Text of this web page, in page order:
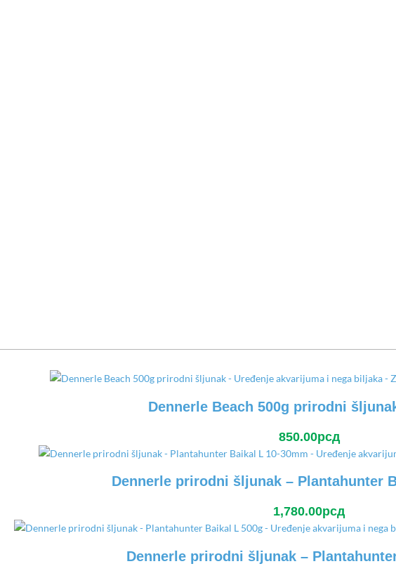
Dennerle Beach 500g prirodni
850.00рсд
Dennerle prirodni šljunak – Plantahunter
1,780.00рсд
Dennerle prirodni šljunak –